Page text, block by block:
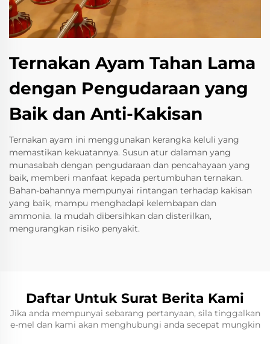
Ternakan Ayam Tahan Lama
dengan Pengudaraan yang
Baik dan Anti-Kakisan
Ternakan ayam ini menggunakan kerangka keluli yang
memastikan kekuatannya. Susun atur dalaman yang
munasabah dengan pengudaraan dan pencahayaan yang
baik, memberi manfaat kepada pertumbuhan ternakan.
Bahan-bahannya mempunyai rintangan terhadap kakisan
yang baik, mampu menghadapi kelembapan dan
ammonia. Ia mudah dibersihkan dan disterilkan,
mengurangkan risiko penyakit.
Daftar Untuk Surat Berita Kami
Jika anda mempunyai sebarang pertanyaan, sila tinggalkan
e-mel dan kami akan menghubungi anda secepat mungkin